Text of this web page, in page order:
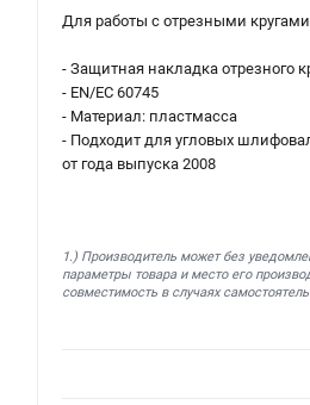
Для работы с отрезными
- Защитная накладка
- EN/EC 60745
- Материал: пластмасса
- Подходит для угловых
от года выпуска 2008
1.) Производитель может без
параметры товара и место его
совместимость в случаях